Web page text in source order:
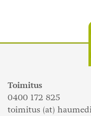
Toimitus
0400 172 825
toimitus (at)